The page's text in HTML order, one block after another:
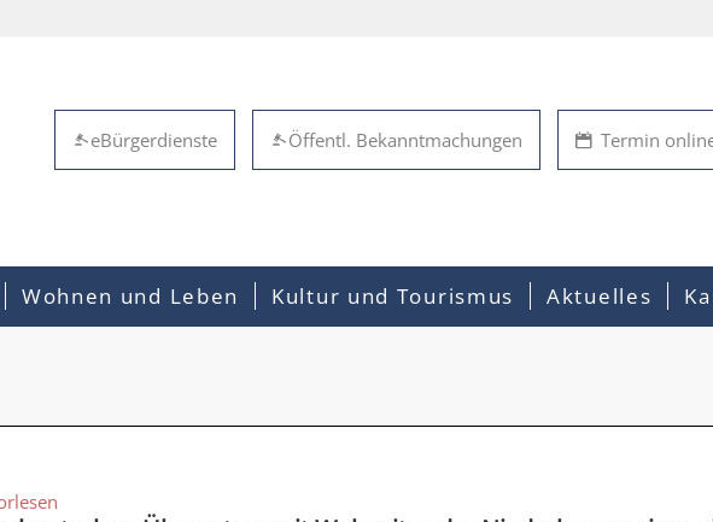
Termin
Öffentl. Bekanntmachungen
eBürgerdienste
Wohnen und Leben Kultur und Tourismus Aktuelles